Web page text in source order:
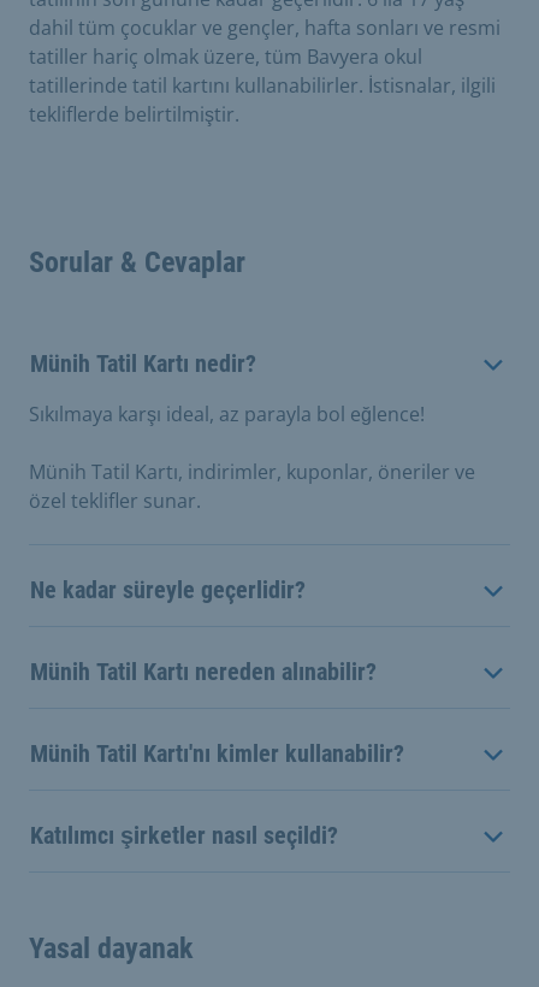
dahil tüm çocuklar ve gençler, hafta sonları ve resmi
tatiller hariç olmak üzere, tüm Bavyera okul
tatillerinde tatil kartını kullanabilirler. İstisnalar, ilgili
tekliflerde belirtilmiştir.
Sorular & Cevaplar
Münih Tatil Kartı nedir?
Sıkılmaya karşı ideal, az parayla bol eğlence!
Münih Tatil Kartı, indirimler, kuponlar, öneriler ve
özel teklifler sunar.
Ne kadar süreyle geçerlidir?
Münih Tatil Kartı nereden alınabilir?
Münih Tatil Kartı'nı kimler kullanabilir?
Katılımcı şirketler nasıl seçildi?
Yasal dayanak